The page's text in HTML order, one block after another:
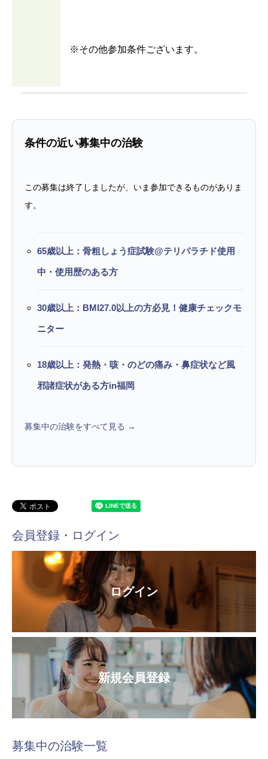
※その他参加条件ございます。
条件の近い募集中の治験
この募集は終了しましたが、いま参加できるものがありま
す。
65歳以上：骨粗しょう症試験@テリパラチド使用
中・使用歴のある方
30歳以上：BMI27.0以上の方必見！健康チェックモ
ニター
18歳以上：発熱・咳・のどの痛み・鼻症状など風
邪諸症状がある方in福岡
募集中の治験をすべて見る →
会員登録・ログイン
ログイン
新規会員登録
募集中の治験一覧